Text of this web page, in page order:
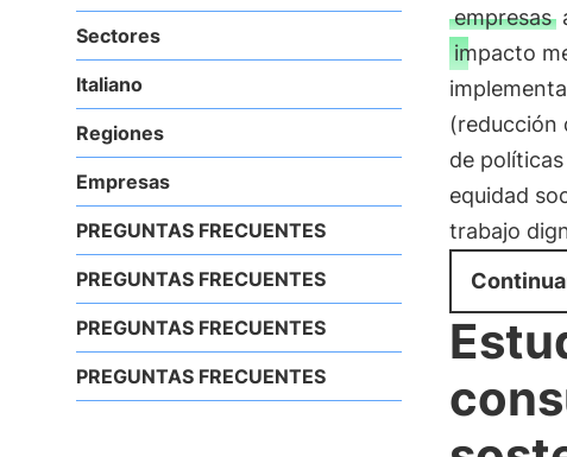
Sectores
Italiano
Regiones
Empresas
PREGUNTAS FRECUENTES
PREGUNTAS FRECUENTES
PREGUNTAS FRECUENTES
PREGUNTAS FRECUENTES
empresas
impacto
(reducción
de
equidad
trabajo